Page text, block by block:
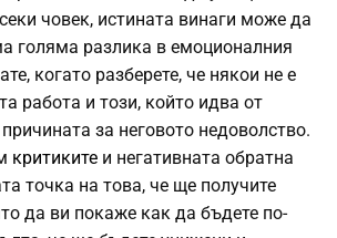
човек, истината винаги може да
голяма разлика в емоционалния
когато разберете, че някои не е
работа и този, който идва от
за неговото недоволство.
критиките и негативната обратна
точка на това, че ще получите
да ви покаже как да бъдете по-